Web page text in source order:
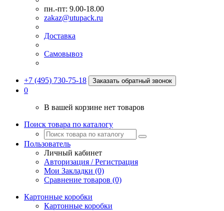
пн.-пт: 9.00-18.00
zakaz@utupack.ru
Доставка
Самовывоз
+7 (495) 730-75-18 Заказать обратный звонок
0
В вашей корзине нет товаров
Поиск товара по каталогу
Пользователь
Личный кабинет
Авторизация / Регистрация
Мои Закладки (0)
Сравнение товаров (0)
Картонные коробки
Картонные коробки